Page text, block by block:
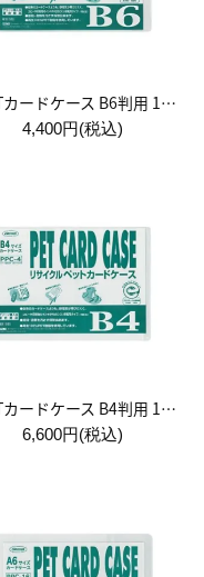
R-PETカードケース B6判用 1袋:20枚入
4,400円(税込)
R-PETカードケース B4判用 1袋:10枚入
6,600円(税込)